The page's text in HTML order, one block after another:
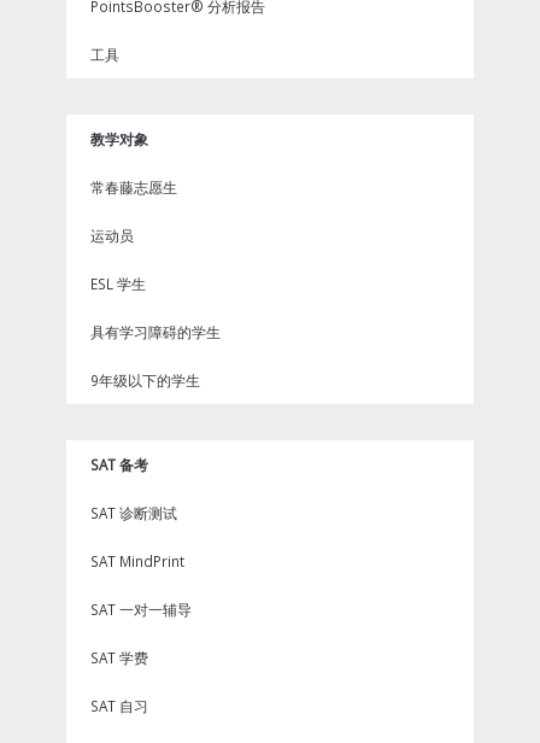
PointsBooster® 分析报告
工具
教学对象
常春藤志愿生
运动员
ESL 学生
具有学习障碍的学生
9年级以下的学生
SAT 备考
SAT 诊断测试
SAT MindPrint
SAT 一对一辅导
SAT 学费
SAT 自习